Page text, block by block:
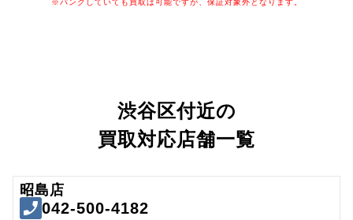
※パンクしていても買取は可能ですが、保証対象外となります。
渋谷区付近の
買取対応店舗一覧
昭島店
042-500-4182